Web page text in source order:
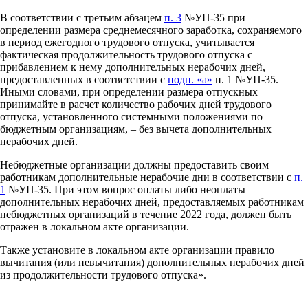
В соответствии с третьим абзацем п. 3 №УП-35 при
определении размера среднемесячного заработка, сохраняемого
в период ежегодного трудового отпуска, учитывается
фактическая продолжительность трудового отпуска с
прибавлением к нему дополнительных нерабочих дней,
предоставленных в соответствии с подп. «а» п. 1 №УП-35.
Иными словами, при определении размера отпускных
принимайте в расчет количество рабочих дней трудового
отпуска, установленного системными положениями по
бюджетным организациям, – без вычета дополнительных
нерабочих дней.
Небюджетные организации должны предоставить своим
работникам дополнительные нерабочие дни в соответствии с п.
1 №УП-35. При этом вопрос оплаты либо неоплаты
дополнительных нерабочих дней, предоставляемых работникам
небюджетных организаций в течение 2022 года, должен быть
отражен в локальном акте организации.
Также установите в локальном акте организации правило
вычитания (или невычитания) дополнительных нерабочих дней
из продолжительности трудового отпуска».